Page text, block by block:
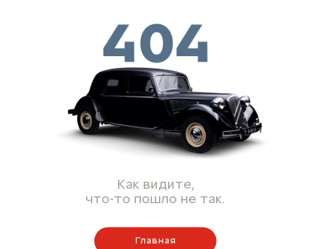
Как видите,
что-то пошло не так.
Главная